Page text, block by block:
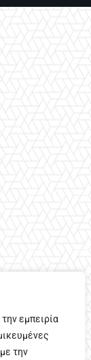
εμπειρία
την